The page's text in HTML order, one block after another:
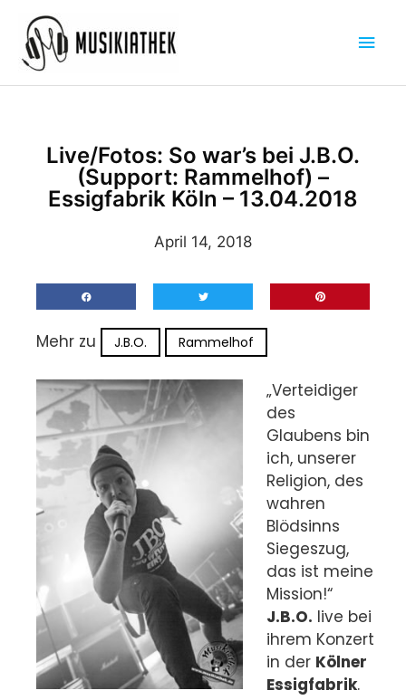
Inhalt
springen
Live/Fotos: So war’s bei J.B.O.
(Support: Rammelhof) –
Essigfabrik Köln – 13.04.2018
April 14, 2018
Mehr zu J.B.O. Rammelhof
„Verteidiger
des
Glaubens bin
ich, unserer
Religion, des
wahren
Blödsinns
Siegeszug,
das ist meine
Mission!“
J.B.O. live bei
ihrem Konzert
in der Kölner
Essigfabrik.